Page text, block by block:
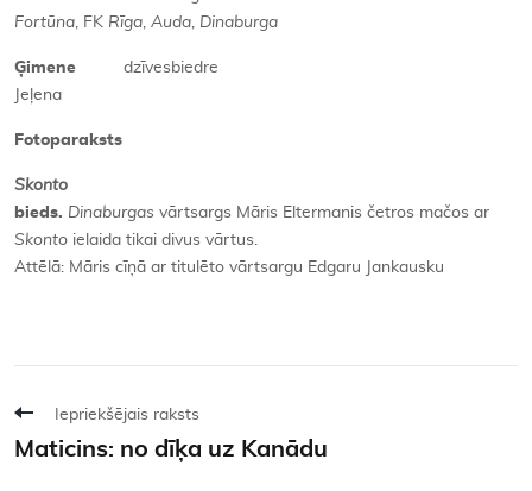
Fortūna, FK Rīga, Auda, Dinaburga
Ģimene dzīvesbiedre
Jeļena
Fotoparaksts
Skonto
bieds. Dinaburgas vārtsargs Māris Eltermanis četros mačos ar
Skonto ielaida tikai divus vārtus.
Attēlā: Māris cīņā ar titulēto vārtsargu Edgaru Jankausku
Iepriekšējais raksts
Maticins: no dīķa uz Kanādu